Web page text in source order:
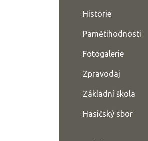
Historie
Pamětihodnosti
Fotogalerie
Zpravodaj
Základní škola
Hasičský sbor